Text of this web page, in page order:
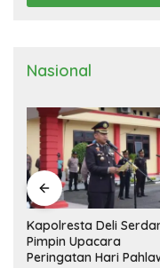
Nasional
Kapolresta Deli
Pimpin Upacara
Peringatan Hari